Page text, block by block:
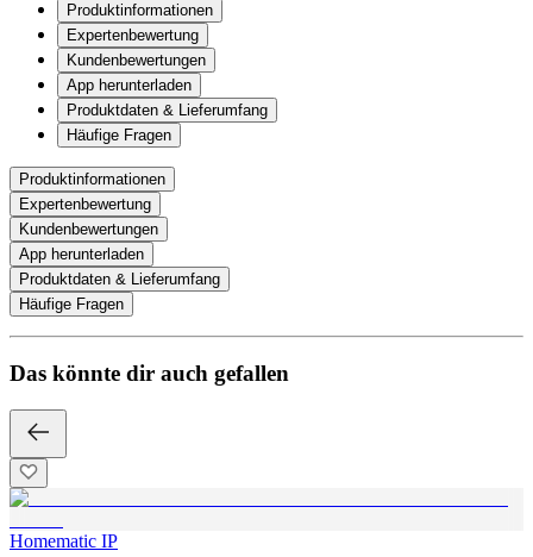
Produktinformationen
Expertenbewertung
Kundenbewertungen
App herunterladen
Produktdaten & Lieferumfang
Häufige Fragen
Produktinformationen
Expertenbewertung
Kundenbewertungen
App herunterladen
Produktdaten & Lieferumfang
Häufige Fragen
Das könnte dir auch gefallen
Homematic IP